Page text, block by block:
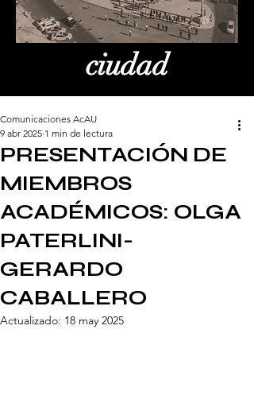
ciudad
PRESENTACIÓN DE
MIEMBROS
ACADÉMICOS: OLGA
PATERLINI-
GERARDO
CABALLERO
Comunicaciones AcAU
9 abr 2025 1 min de lectura
Actualizado: 18 may 2025